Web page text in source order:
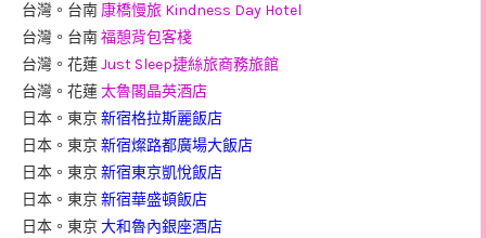
台灣。台南 康橋慢旅 Kindness Day Hotel
台灣。台南福憩背包客棧
台灣。花蓮Just Sleep捷絲旅商務旅館
台灣。花蓮太魯閣晶英酒店
日本。東京新宿格拉斯麗飯店
日本。東京新宿燦路都廣場大飯店
日本。東京新宿東京凱悅飯店
日本。東京新宿華盛頓飯店
日本。東京大和魯內銀座酒店